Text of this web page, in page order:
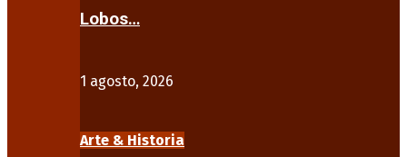
Lobos…
1 agosto, 2026
Arte & Historia